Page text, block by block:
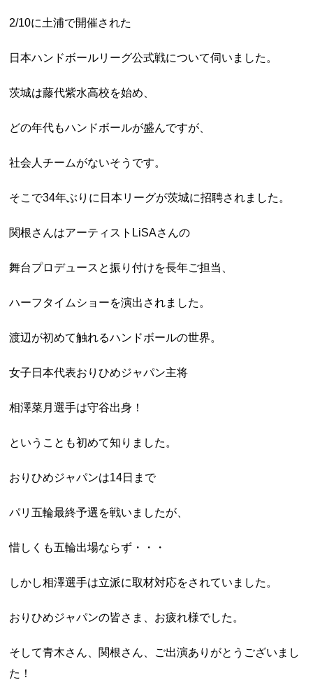
2/10に土浦で開催された
日本ハンドボールリーグ公式戦について伺いました。
茨城は藤代紫水高校を始め、
どの年代もハンドボールが盛んですが、
社会人チームがないそうです。
そこで34年ぶりに日本リーグが茨城に招聘されました。
関根さんはアーティストLiSAさんの
舞台プロデュースと振り付けを長年ご担当、
ハーフタイムショーを演出されました。
渡辺が初めて触れるハンドボールの世界。
女子日本代表おりひめジャパン主将
相澤菜月選手は守谷出身！
ということも初めて知りました。
おりひめジャパンは14日まで
パリ五輪最終予選を戦いましたが、
惜しくも五輪出場ならず・・・
しかし相澤選手は立派に取材対応をされていました。
おりひめジャパンの皆さま、お疲れ様でした。
そして青木さん、関根さん、ご出演ありがとうございまし
た！